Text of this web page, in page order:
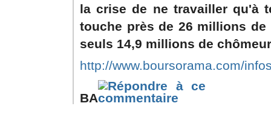
la crise de ne travailler qu'à
touche près de 26 millions
seuls 14,9 millions de
http://www.boursorama.com/
BA